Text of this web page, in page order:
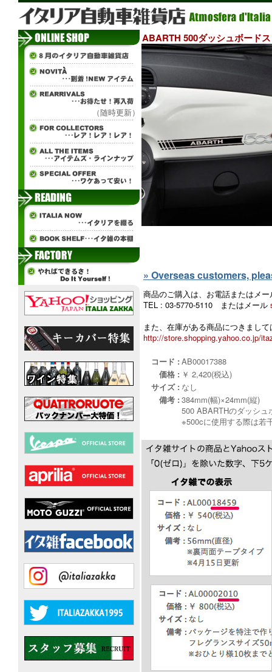
（随時更新）
ABARTH 500ダッシュボード
» Overseas customers,
商品のご購入は、お電話またはメ
TEL : 03-5770-5110 またはメール
また、在庫がある商品につきまし
http://store.shopping.yahoo.co.jp/
コード : AB00017388
価格 : ￥ 2,420(税込)
サイズ : なし
備考 : 384mm(幅)×24mm(縦)
500 ABARTHのダッシ
※500cに使用する際は若